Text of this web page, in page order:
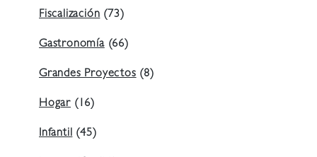
Fiscalización(73)
Gastronomía(66)
Grandes Proyectos(8)
Hogar (16)
Infantil(45)